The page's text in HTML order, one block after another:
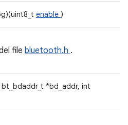
enable )
file bluetooth.h .
*bd_addr, int